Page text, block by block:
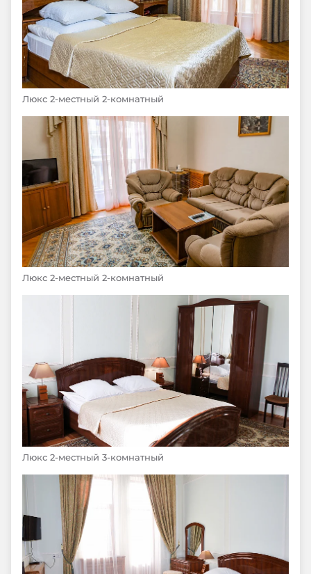
Люкс 2-местный 2-комнатный
Люкс 2-местный 2-комнатный
Люкс 2-местный 3-комнатный